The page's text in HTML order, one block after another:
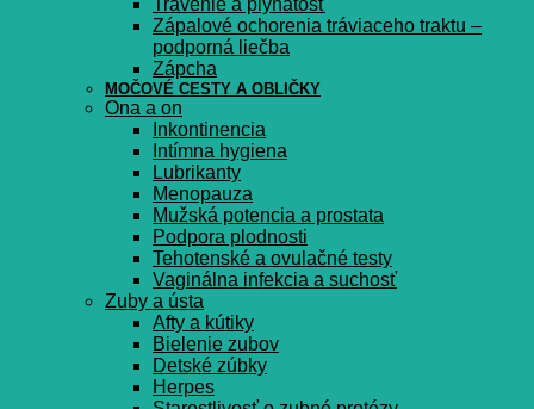
Zápalové ochorenia tráviaceho traktu –
podporná liečba
Zápcha
MOČOVÉ CESTY A OBLIČKY
Ona a on
Inkontinencia
Intímna hygiena
Lubrikanty
Menopauza
Mužská potencia a prostata
Podpora plodnosti
Tehotenské a ovulačné testy
Vaginálna infekcia a suchosť
Zuby a ústa
Afty a kútiky
Bielenie zubov
Detské zúbky
Herpes